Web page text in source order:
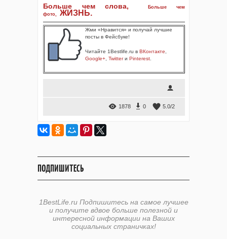
Больше чем слова,
Больше чем
фото, ЖИЗНЬ.
Жми «Нравится» и получай лучшие
посты в Фейсбуке!
Читайте 1Bestlife.ru в ВКонтакте
Google+ Twitterи Pinterest
1878 0 5.0/2
ПОДПИШИТЕСЬ
1BestLife.ru Подпишитесь на самое лучшее
и получите вдвое больше полезной и
интересной информации на Ваших
социальных страничках!